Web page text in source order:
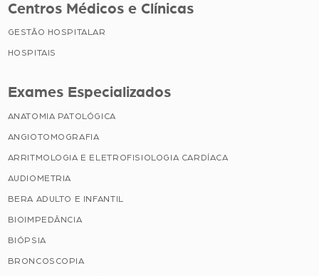
Centros Médicos e Clínicas
GESTÃO HOSPITALAR
HOSPITAIS
Exames Especializados
ANATOMIA PATOLÓGICA
ANGIOTOMOGRAFIA
ARRITMOLOGIA E ELETROFISIOLOGIA CARDÍACA
AUDIOMETRIA
BERA ADULTO E INFANTIL
BIOIMPEDÂNCIA
BIÓPSIA
BRONCOSCOPIA